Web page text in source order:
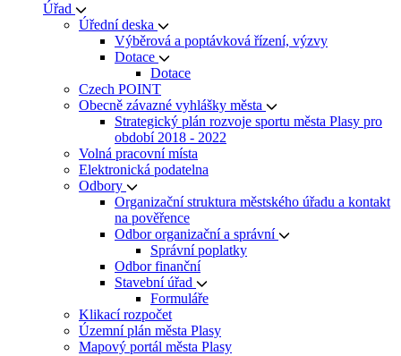
Úřad
Úřední deska
Výběrová a poptávková řízení, výzvy
Dotace
Dotace
Czech POINT
Obecně závazné vyhlášky města
Strategický plán rozvoje sportu města Plasy pro
období 2018 - 2022
Volná pracovní místa
Elektronická podatelna
Odbory
Organizační struktura městského úřadu a kontakt
na pověřence
Odbor organizační a správní
Správní poplatky
Odbor finanční
Stavební úřad
Formuláře
Klikací rozpočet
Územní plán města Plasy
Mapový portál města Plasy